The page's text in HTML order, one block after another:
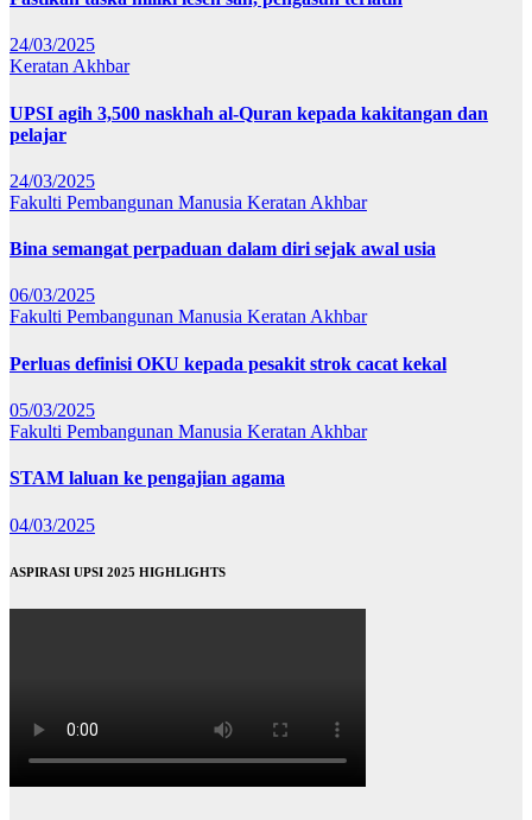
24/03/2025
Keratan Akhbar
UPSI agih 3,500 naskhah al-Quran kepada kakitangan dan
pelajar
24/03/2025
Fakulti Pembangunan Manusia Keratan Akhbar
Bina semangat perpaduan dalam diri sejak awal usia
06/03/2025
Fakulti Pembangunan Manusia Keratan Akhbar
Perluas definisi OKU kepada pesakit strok cacat kekal
05/03/2025
Fakulti Pembangunan Manusia Keratan Akhbar
STAM laluan ke pengajian agama
04/03/2025
ASPIRASI UPSI 2025 HIGHLIGHTS